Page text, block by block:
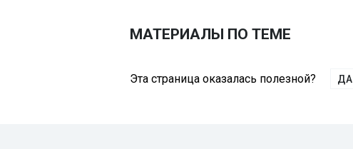
МАТЕРИАЛЫ ПО ТЕМЕ
Эта страница оказалась полезной? ДА